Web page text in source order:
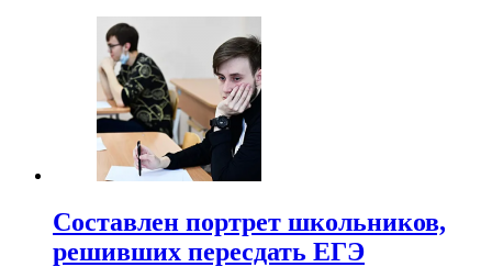
Составлен портрет школьников,
решивших пересдать ЕГЭ